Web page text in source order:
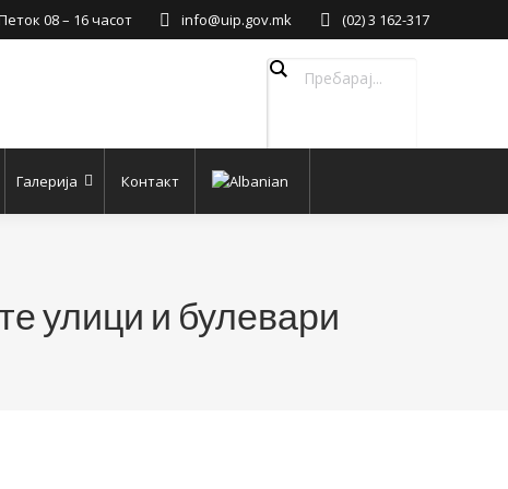
08 – 16 часот info@uip.gov.mk (02) 3 162-317
Галерија Контакт
улици и булевари